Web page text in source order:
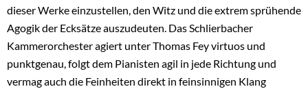
dieser Werke einzustellen, den Witz und die extrem sprühende
Agogik der Ecksätze auszudeuten. Das Schlierbacher
Kammerorchester agiert unter Thomas Fey virtuos und
punktgenau, folgt dem Pianisten agil in jede Richtung und
vermag auch die Feinheiten direkt in feinsinnigen Klang